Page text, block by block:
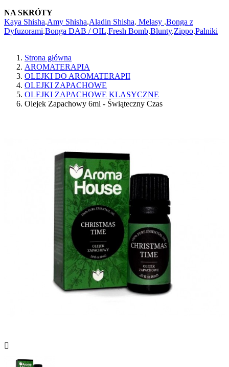
NA SKRÓTY
Kaya Shisha.Amy Shisha.Aladin Shisha. Melasy .Bonga z
Dyfuzorami.Bonga DAB / OIL.Fresh Bomb.Blunty.Zippo.Palniki
Strona główna
AROMATERAPIA
OLEJKI DO AROMATERAPII
OLEJKI ZAPACHOWE
OLEJKI ZAPACHOWE KLASYCZNE
Olejek Zapachowy 6ml - Świąteczny Czas
